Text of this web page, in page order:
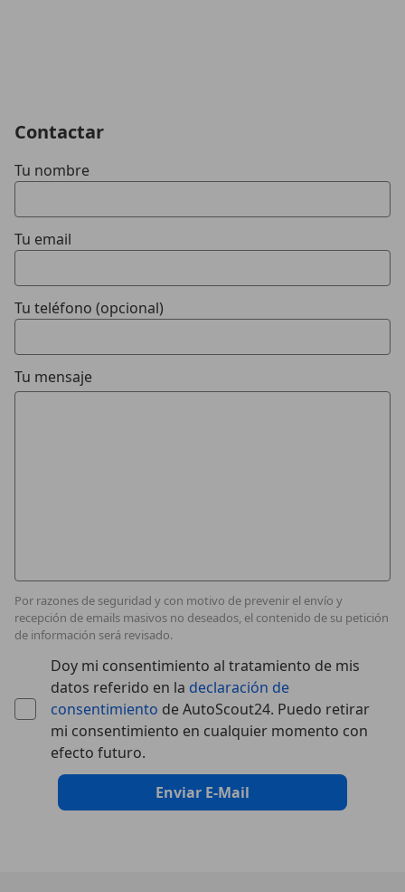
Contactar
Tu nombre
Tu email
Tu teléfono (opcional)
Tu mensaje
Por razones de seguridad y con motivo de prevenir el envío y
recepción de emails masivos no deseados, el contenido de su petición
de información será revisado.
Doy mi consentimiento al tratamiento de mis
datos referido en la declaración de
consentimiento de AutoScout24. Puedo retirar
mi consentimiento en cualquier momento con
efecto futuro.
Enviar E-Mail